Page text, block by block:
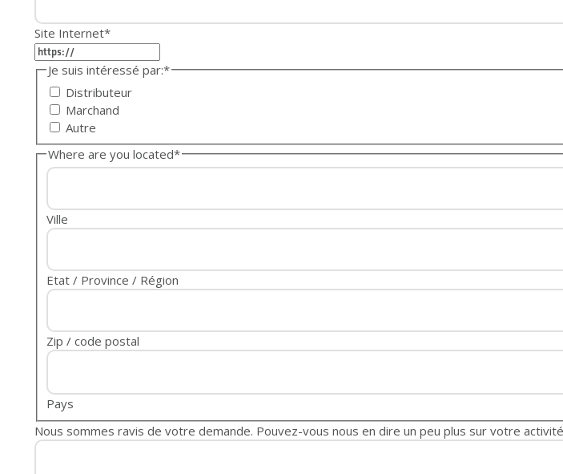
Site Internet*
Je suis intéressé par:*
Distributeur
Marchand
Autre
Where are you located*
Ville
Etat / Province / Région
Zip / code postal
Pays
Nous sommes ravis de votre demande. Pouvez-vous nous en dire un peu plus sur votre